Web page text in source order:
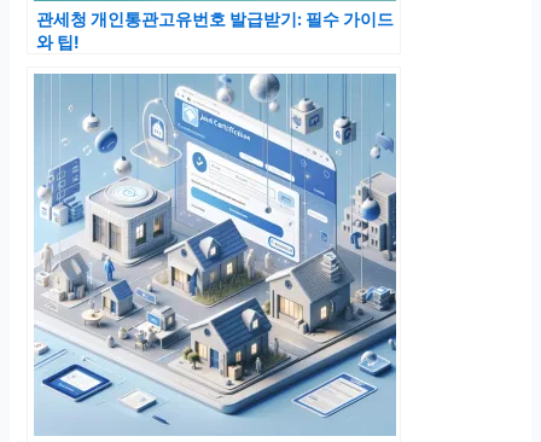
관세청 개인통관고유번호 발급받기: 필수 가이드
와 팁!